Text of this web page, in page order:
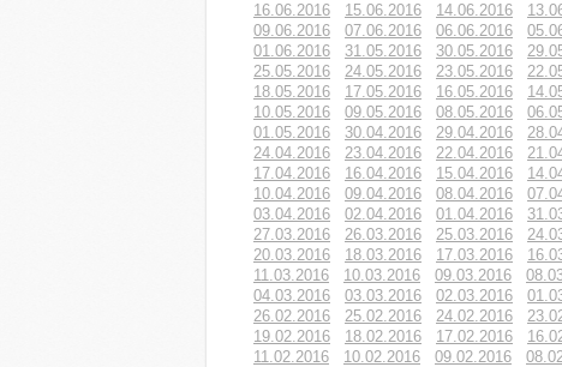
16.06.2016
15.06.2016 14.06.2016
09.06.2016
07.06.2016 06.06.2016
01.06.2016
31.05.2016 30.05.2016
25.05.2016
24.05.2016 23.05.2016
18.05.2016
17.05.2016 16.05.2016
10.05.2016
09.05.2016 08.05.2016
01.05.2016
30.04.2016 29.04.2016
24.04.2016
23.04.2016 22.04.2016
17.04.2016
16.04.2016 15.04.2016
10.04.2016
09.04.2016 08.04.2016
03.04.2016
02.04.2016 01.04.2016
27.03.2016
26.03.2016 25.03.2016
20.03.2016
18.03.2016 17.03.2016
11.03.2016
10.03.2016 09.03.2016
04.03.2016
03.03.2016 02.03.2016
26.02.2016
25.02.2016 24.02.2016
19.02.2016
18.02.2016 17.02.2016
11.02.2016
10.02.2016 09.02.2016